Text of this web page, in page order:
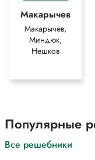
Макарычев
Макарычев,
Миндюк,
Нешков
Популярные
Все решебники